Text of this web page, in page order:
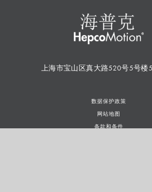
上海市宝山区真大路520号5号楼
数据保护政策
网站地图
条款和条件